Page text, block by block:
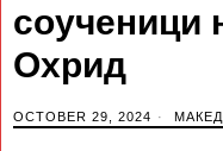
соученици
Охрид
OCTOBER 29, 2024